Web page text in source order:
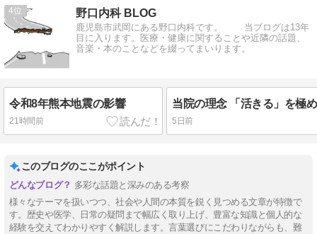
4 野口内科 BLOG
鹿児島市武岡にある野口内科です。 当ブログは13年
目に入ります。医療・健康に関することや近隣の話題、
音楽・本のことなどを綴ってまいります。
令和8年熊本地震の影響
21時間前
当院の理念 「活きる」を極
5日前
このブログのここがポイント
多彩な話題と深みのある考察
様々なテーマを扱いつつ、社会や人間の本質を鋭く見つめる文章が特徴で
す。歴史や医学、日常の疑問まで幅広く取り上げ、豊富な知識と個人的な
経験を交えてわかりやすく解説します。言葉選びにこだわりながらも、難